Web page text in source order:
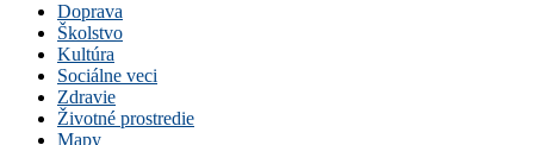
Doprava
Školstvo
Kultúra
Sociálne veci
Zdravie
Životné prostredie
Mapy